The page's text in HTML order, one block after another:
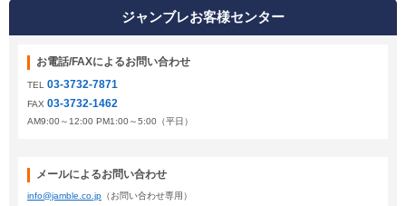
ジャンブレお客様センター
お電話/FAXによるお問い合わせ
TEL 03-3732-7871
FAX 03-3732-1462
AM9:00～12:00 PM1:00～5:00（平日）
メールによるお問い合わせ
info@jamble.co.jp （お問い合わせ専用）